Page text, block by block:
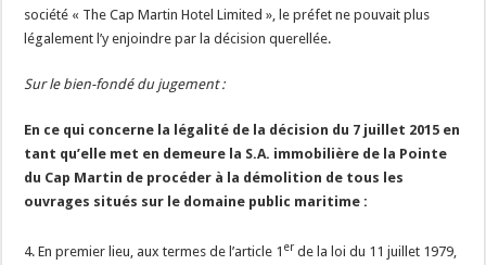
société « The Cap Martin Hotel Limited », le préfet ne pouvait plus
légalement l’y enjoindre par la décision querellée.
Sur le bien-fondé du jugement :
En ce qui concerne la légalité de la décision du 7 juillet 2015 en
tant qu’elle met en demeure la S.A. immobilière de la Pointe
du Cap Martin de procéder à la démolition de tous les
ouvrages situés sur le domaine public maritime :
4. En premier lieu, aux termes de l’article 1 er de la loi du 11 juillet 1979,